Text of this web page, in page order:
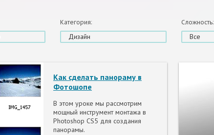
Категория:
Дизайн
Сложность:
Все
Как сделать панораму в
Фотошопе
В этом уроке мы рассмотрим
мощный инструмент монтажа в
Photoshop CS5 для создания
панорамы.